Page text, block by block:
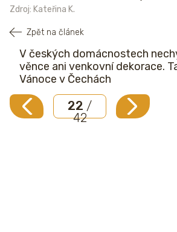
Zdroj: Kateřina K.
Zpět na článek
V českých domácnostech
věnce ani venkovní dekorace.
Vánoce v Čechách
22 /
42